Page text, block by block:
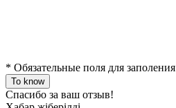
* Обязательные поля для заполения
To know
Спасибо за ваш отзыв!